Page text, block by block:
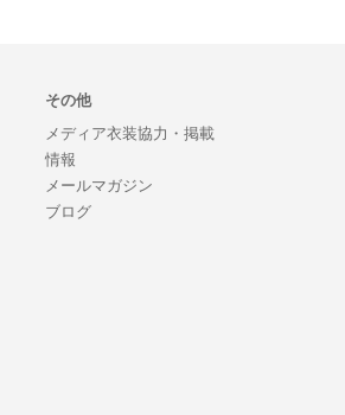
その他
メディア衣装協力・掲載
情報
メールマガジン
ブログ